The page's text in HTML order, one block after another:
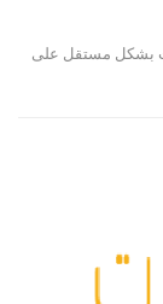
بشكل مستقل على